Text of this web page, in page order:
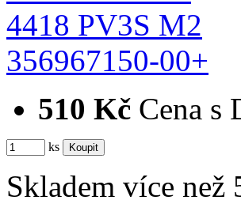
356967150-00+
510 Kč Cena s
ks
Skladem více než